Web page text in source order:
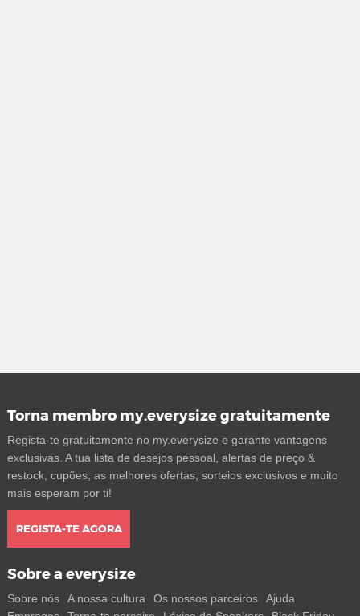
Torna membro my.everysize gratuitamente
Regista-te gratuitamente no my.everysize e garante vantagens
exclusivas. A tua lista de desejos pessoal, alertas de preço &
restock, cupões, as melhores ofertas, sorteios exclusivos e muito
mais esperam por ti!
REGISTA-TE AGORA
Sobre a everysize
Sobre nós A nossa cultura Os nossos parceiros
Ajuda